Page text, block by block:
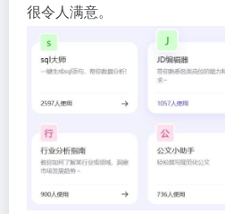
很令人满意。